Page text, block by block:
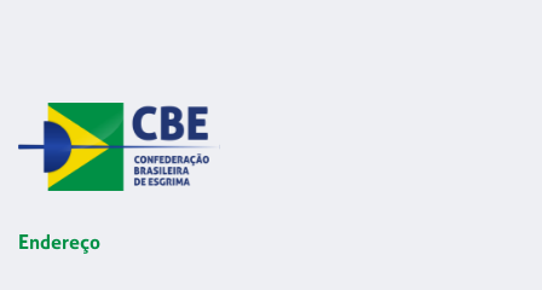
Endereço